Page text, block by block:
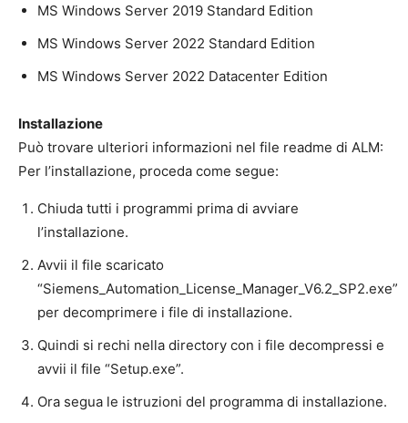
MS Windows Server 2019 Standard Edition
MS Windows Server 2022 Standard Edition
MS Windows Server 2022 Datacenter Edition
Installazione
Può trovare ulteriori informazioni nel file readme di ALM:
Per l’installazione, proceda come segue:
Chiuda tutti i programmi prima di avviare
l’installazione.
Avvii il file scaricato
“Siemens_Automation_License_Manager_V6.2_SP2.exe”
per decomprimere i file di installazione.
Quindi si rechi nella directory con i file decompressi e
avvii il file “Setup.exe”.
Ora segua le istruzioni del programma di installazione.